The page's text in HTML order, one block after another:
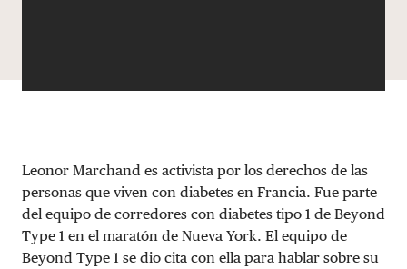
Leonor Marchand es activista por los derechos de las
personas que viven con diabetes en Francia. Fue parte
del equipo de corredores con diabetes tipo 1 de Beyond
Type 1 en el maratón de Nueva York. El equipo de
Beyond Type 1 se dio cita con ella para hablar sobre su